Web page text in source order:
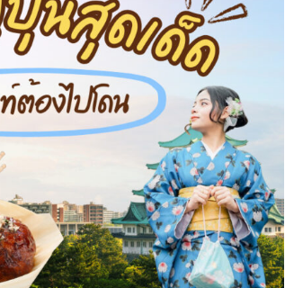
สีลม
สาทร
อ่อนนุช
พระราม 9
รัชดา
เพลินจิต
ชิดลม
บางนา